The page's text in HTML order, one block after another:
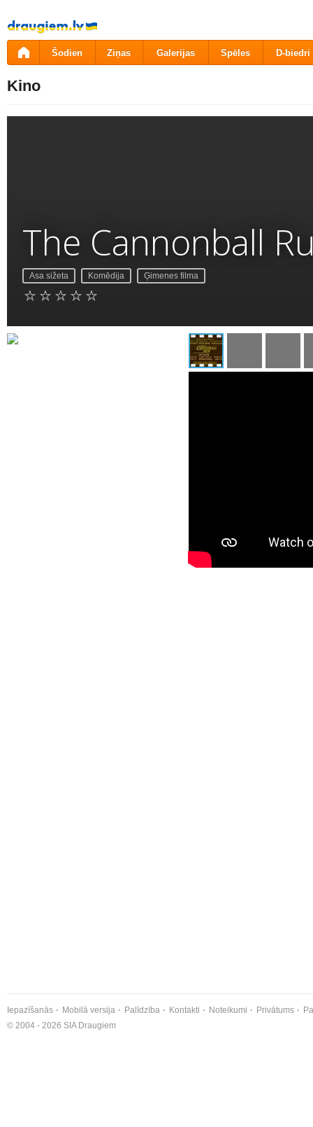
Pāriet
uz
saturu
Šodien Ziņas Galerijas Spēles D-biedri
Kino
The Cannonball
Asa sižeta Komēdija Ģimenes filma
Iepazīšanās Mobilā versija Palīdzība Kontakti Noteikumi Privātums
© 2004 - 2026 SIA Draugiem